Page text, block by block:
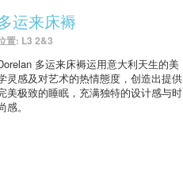
运来床褥
置: L3 2&3
多运来床褥运用意大利天生的美
灵感及对艺术的热情態度，创造出提供
美极致的睡眠，充满独特的设计感与时
感。